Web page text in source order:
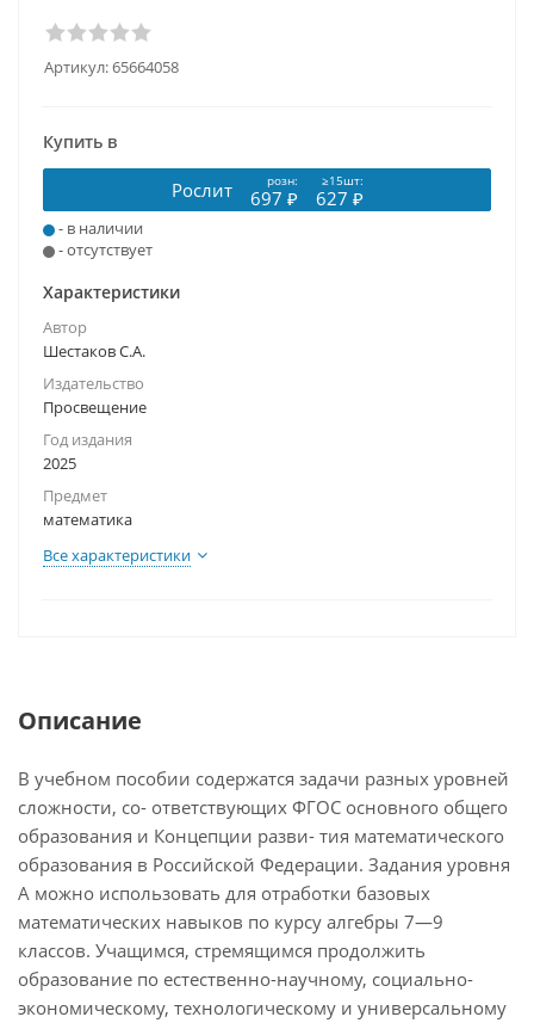
Артикул:65664058
Купить в
Рослит розн: ≥15шт:
697 ₽ 627 ₽
- в наличии
- отсутствует
Характеристики
Автор
Шестаков С.А.
Издательство
Просвещение
Год издания
2025
Предмет
математика
Все характеристики
Описание
В учебном пособии содержатся задачи разных уровней
сложности, со- ответствующих ФГОС основного общего
образования и Концепции разви- тия математического
образования в Российской Федерации. Задания уровня
A можно использовать для отработки базовых
математических навыков по курсу алгебры 7—9
классов. Учащимся, стремящимся продолжить
образование по естественно-научному, социально-
экономическому, технологическому и универсальному